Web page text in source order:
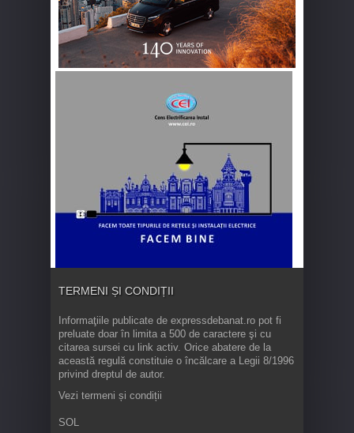
TERMENI ȘI CONDIȚII
Informaţiile publicate de expressdebanat.ro pot fi
preluate doar în limita a 500 de caractere şi cu
citarea sursei cu link activ. Orice abatere de la
această regulă constituie o încălcare a Legii 8/1996
privind dreptul de autor.
Vezi termeni și condiții
SOL